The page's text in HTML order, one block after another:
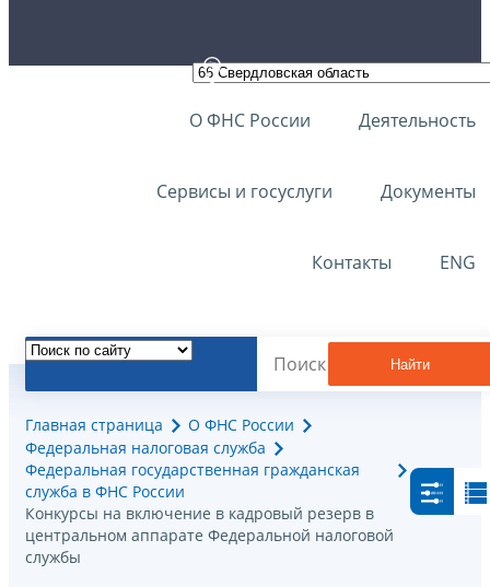
О ФНС России Деятельность
Сервисы и госуслуги Документы
Контакты ENG
Найти
Главная страница
О ФНС России
Федеральная налоговая служба
Федеральная государственная гражданская
служба в ФНС России
Конкурсы на включение в кадровый резерв в
центральном аппарате Федеральной налоговой
службы